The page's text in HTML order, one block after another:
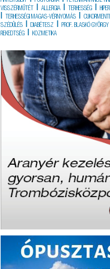
VISSZÉRMŰTÉT | ALLERGIA | TERHESSÉG |
| TERHESSÉGI MAGAS-VÉRNYOMÁS |
SZÉDÜLÉS | DIABÉTESZ | PROF. BLASKÓ GYÖRGY
REKEDTSÉG | KOZMETIKA